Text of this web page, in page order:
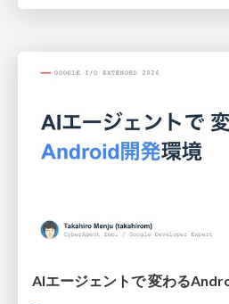
AIエージェントで 変わる